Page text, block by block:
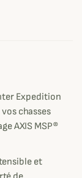
Expedition
chasses
AXIS MSP®
et